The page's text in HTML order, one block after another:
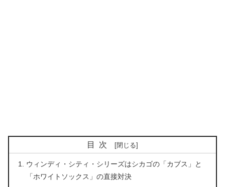
目次
ウィンディ・シティ・シリーズはシカゴの「カブス」と
「ホワイトソックス」の直接対決